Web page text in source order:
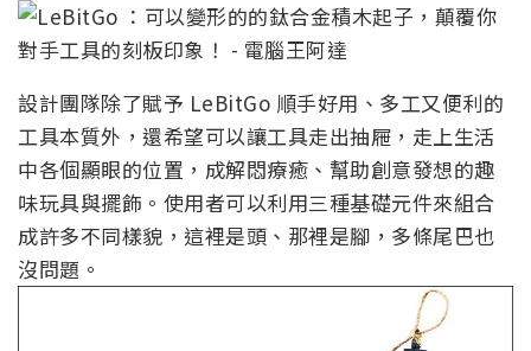
設計團隊除了賦予 LeBitGo 順手好用、多工又便利的
工具本質外，還希望可以讓工具走出抽屜，走上生活
中各個顯眼的位置，成解悶療癒、幫助創意發想的趣
味玩具與擺飾。使用者可以利用三種基礎元件來組合
成許多不同樣貌，這裡是頭、那裡是腳，多條尾巴也
沒問題。